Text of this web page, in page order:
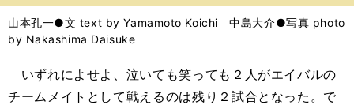
バ
山本孔一●文 text by Yamamoto Koichi 中島大介●写真 photo
by Nakashima Daisuke
いずれによせよ、泣いても笑っても２人がエイバルの
チームメイトとして戦えるのは残り２試合となった。で